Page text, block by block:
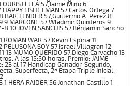
57,Jaime Miño 6
FISHETMAN 57,Carlos Ortega 7
TENDER 57,Guillermo A. Perez 8
MARCONE 57,Wladimir Quinteros 9
10 JOVEN SANCHIS 57,Benjamin Sancho
WAR 57,Kevin Espina 11
SOY 57,Israel Villagran 12
MUMO QUERIDO 57,Diego Carvacho 13
A las 15:50 horas. Premio: JAIME
23 al 17 Handicap Ganador, Segundo,
Superfecta, 2ª Etapa Triple Inicial,
HERA RAIDER 56,Jonathan Castillo 1